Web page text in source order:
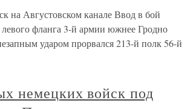
на Августовском канале Ввод в бой
фланга 3-й армии южнее Гродно
ударом прорвался 213-й полк 56-й
немецких войск под